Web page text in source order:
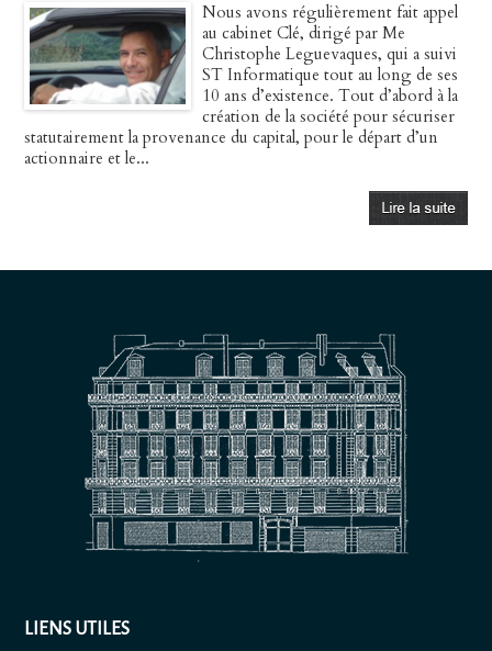
Nous avons régulièrement fait appel
au cabinet Clé, dirigé par Me
Christophe Leguevaques, qui a suivi
ST Informatique tout au long de ses
10 ans d’existence. Tout d’abord à la
création de la société pour sécuriser
statutairement la provenance du capital, pour le départ d’un
actionnaire et le...
LIENS UTILES